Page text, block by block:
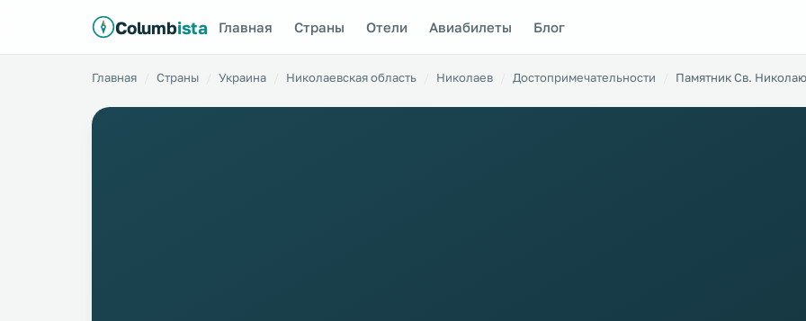
Columbista Главная Страны Отели Авиабилеты Блог
Главная Страны Украина Николаевская область Николаев Достопримечательности Памятник Св. Николаю